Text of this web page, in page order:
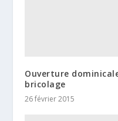
Ouverture
bricolage
26 février 2015